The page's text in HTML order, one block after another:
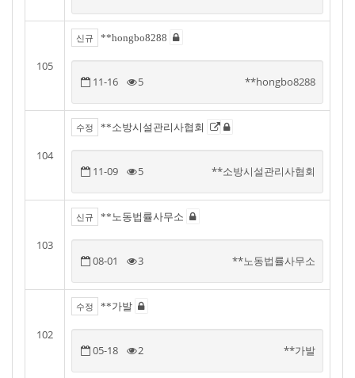
105
신규 **hongbo8288
11-16 5 **hongbo8288
104
수정 **소방시설관리사협회
11-09 5 **소방시설관리사협회
103
신규 **노동법률사무소
08-01 3 **노동법률사무소
102
수정 **가발
05-18 2 **가발